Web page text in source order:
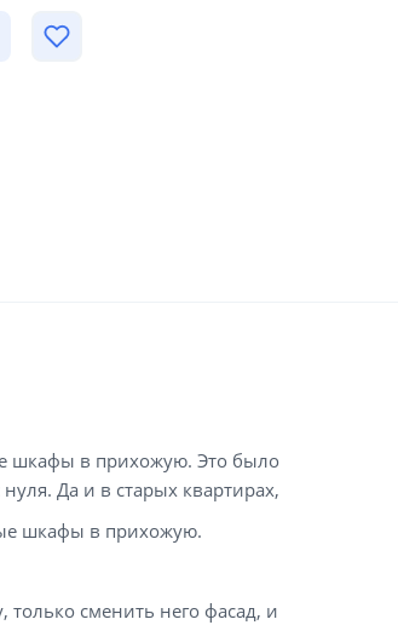
шкафы в прихожую. Это было
Да и в старых квартирах,
шкафы в прихожую.
сменить него фасад, и